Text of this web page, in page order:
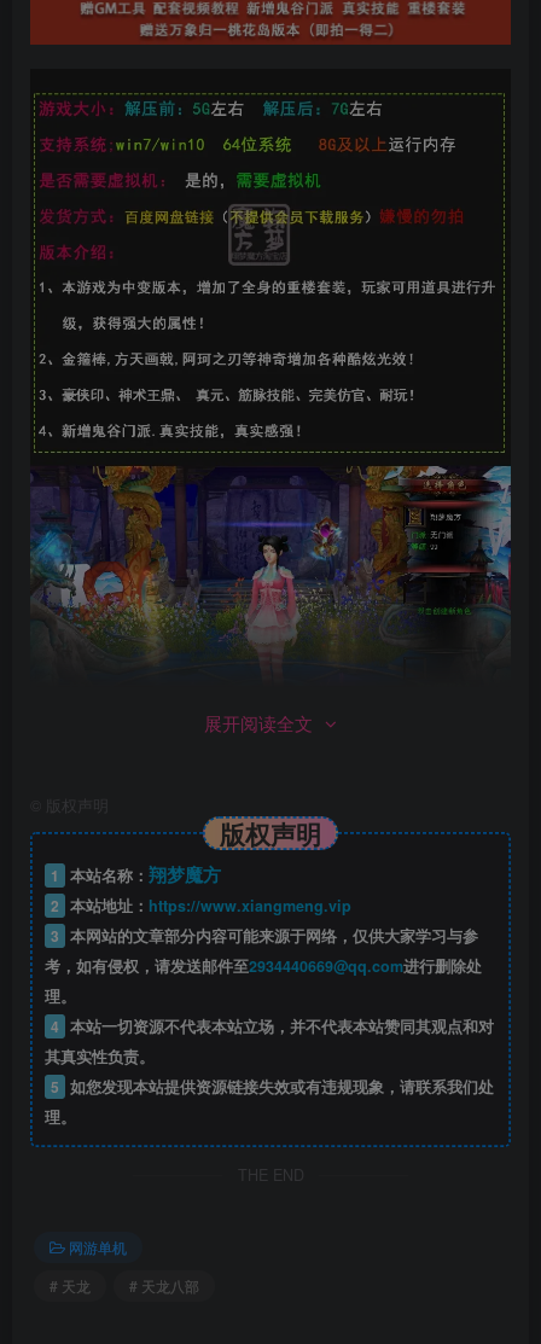
展开阅读全文
版权声明
版权声明
1 本站名称： 翔梦魔方
2 本站地址： https://www.xiangmeng.vip
3 本网站的文章部分内容可能来源于网络，仅供大家学习与参
考，如有侵权，请发送邮件至2934440669@qq.com进行删除处
理。
4 本站一切资源不代表本站立场，并不代表本站赞同其观点和对
其真实性负责。
5 如您发现本站提供资源链接失效或有违规现象，请联系我们处
理。
THE END
网游单机
# 天龙
# 天龙八部